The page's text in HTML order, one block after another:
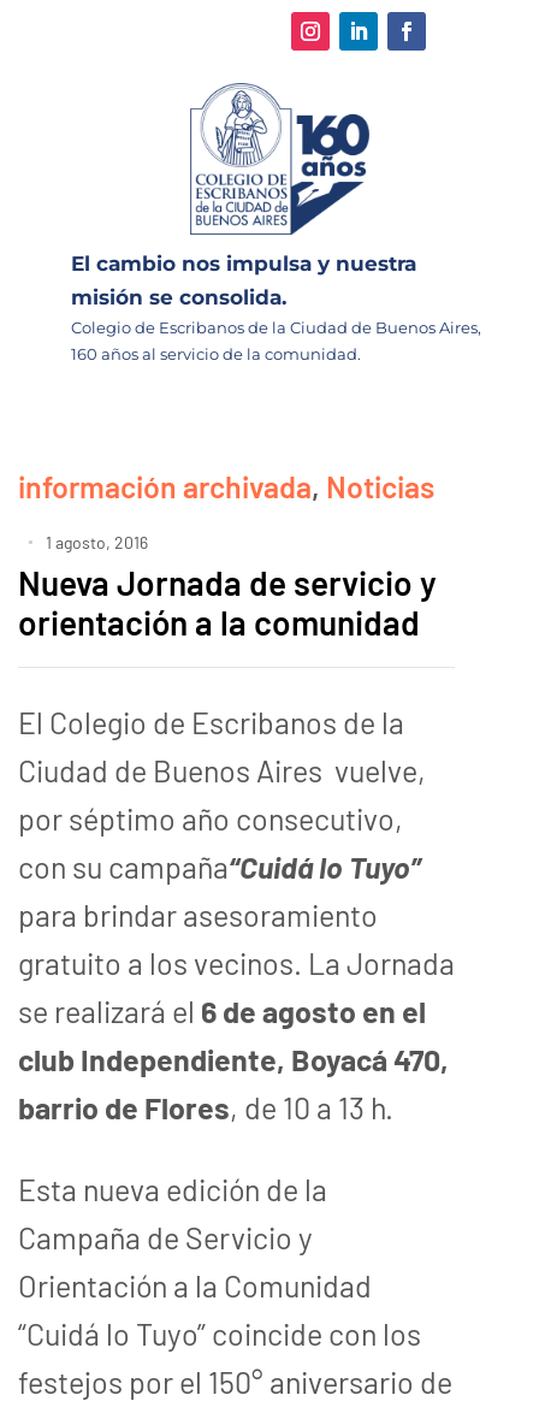
El cambio nos impulsa y nuestra
misión se consolida.
Colegio de Escribanos de la Ciudad de Buenos Aires,
160 años al servicio de la comunidad.
información archivada, Noticias
1 agosto, 2016
Nueva Jornada de servicio y
orientación a la comunidad
El Colegio de Escribanos de la
Ciudad de Buenos Aires vuelve,
por séptimo año consecutivo,
con su campaña“Cuidá lo Tuyo”
para brindar asesoramiento
gratuito a los vecinos. La Jornada
se realizará el 6 de agosto en el
club Independiente, Boyacá 470,
barrio de Flores, de 10 a 13 h.
Esta nueva edición de la
Campaña de Servicio y
Orientación a la Comunidad
“Cuidá lo Tuyo” coincide con los
festejos por el 150° aniversario de